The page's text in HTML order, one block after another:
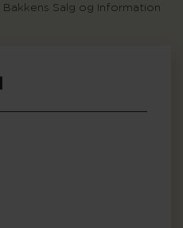
Salg og Information